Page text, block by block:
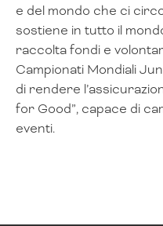
e del mondo che ci
sostiene in tutto il
raccolta fondi e
Campionati Mondiali
di rendere
for Good”, capace di
eventi.